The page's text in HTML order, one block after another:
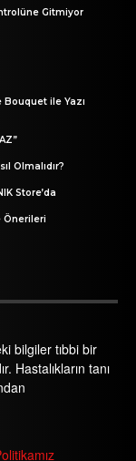
Gitmiyor
ile Yazı
Olmalıdır?
Store’da
Önerileri
bilgiler tıbbi bir
Hastalıkların tanı